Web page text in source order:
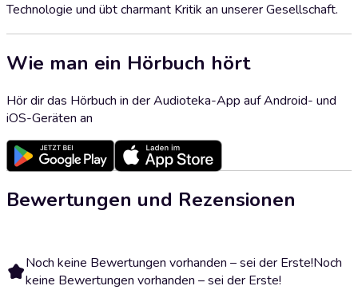
Technologie und übt charmant Kritik an unserer Gesellschaft.
Wie man ein Hörbuch hört
Hör dir das Hörbuch in der Audioteka-App auf Android- und
iOS-Geräten an
Bewertungen und Rezensionen
Noch keine Bewertungen vorhanden – sei der Erste!Noch
keine Bewertungen vorhanden – sei der Erste!